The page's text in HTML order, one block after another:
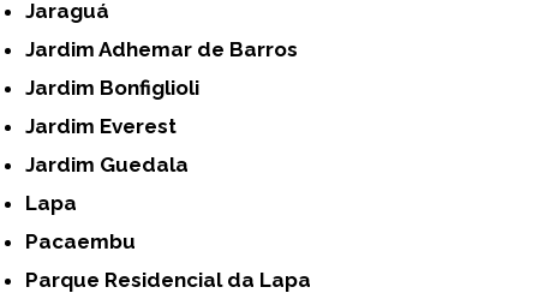
Jaraguá
Jardim Adhemar de Barros
Jardim Bonfiglioli
Jardim Everest
Jardim Guedala
Lapa
Pacaembu
Parque Residencial da Lapa